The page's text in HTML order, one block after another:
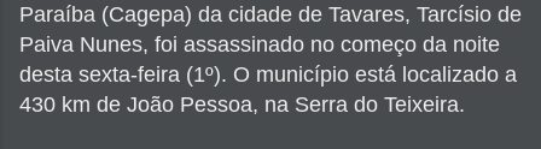
Paraíba (Cagepa) da cidade de Tavares, Tarcísio de
Paiva Nunes, foi assassinado no começo da noite
desta sexta-feira (1º). O município está localizado a
430 km de João Pessoa, na Serra do Teixeira.